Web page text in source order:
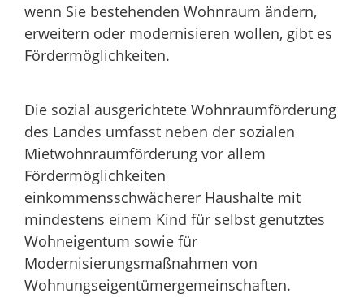
wenn Sie bestehenden Wohnraum ändern,
erweitern oder modernisieren wollen, gibt es
Fördermöglichkeiten.
Die sozial ausgerichtete Wohnraumförderung
des Landes umfasst neben der sozialen
Mietwohnraumförderung vor allem
Fördermöglichkeiten
einkommensschwächerer Haushalte mit
mindestens einem Kind für selbst genutztes
Wohneigentum sowie für
Modernisierungsmaßnahmen von
Wohnungseigentümergemeinschaften.